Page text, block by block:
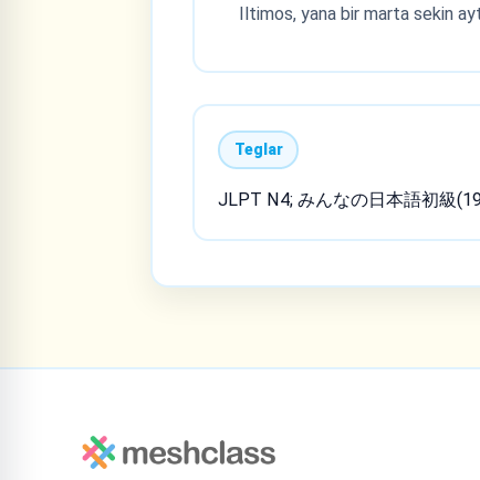
Iltimos, yana bir marta sekin
Teglar
JLPT N4; みんなの日本語初級